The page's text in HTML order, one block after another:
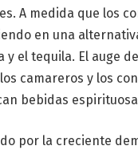
A medida que los
en una
el tequila. El auge
camareros y los
bebidas
por la creciente